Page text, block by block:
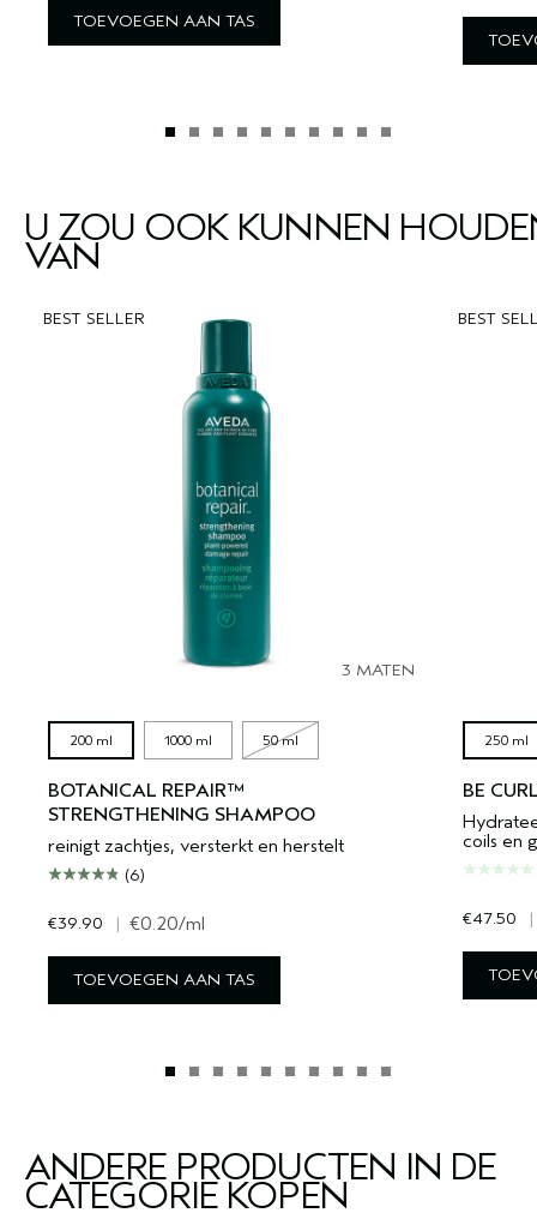
TOEVOEGEN AAN TAS
U ZOU OOK KUNNEN
VAN
BEST SELLER
3 MATEN
200 ml 1000 ml 50 ml
BOTANICAL REPAIR™
STRENGTHENING SHAMPOO
reinigt zachtjes, versterkt en herstelt
(6)
€39.90 | €0.20/ml
TOEVOEGEN AAN TAS
BEST
250 ml
BE
coils en
€47.50 |
ANDERE PRODUCTEN IN DE
CATEGORIE KOPEN